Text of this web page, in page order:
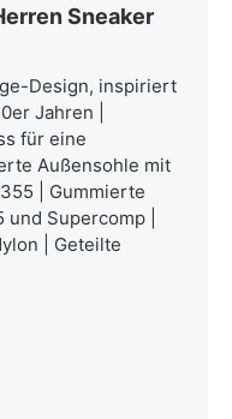
Sneaker
Design, inspiriert
Jahren |
für eine
Außensohle mit
| Gummierte
Supercomp |
| Geteilte